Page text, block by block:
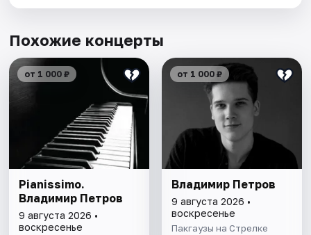
Похожие концерты
от 1 000 ₽
Pianissimo.
Владимир Петров
9 августа 2026 •
воскресенье
от 1 000 ₽
Владимир Петров
9 августа 2026 •
воскресенье
Пакгаузы на Стрелке